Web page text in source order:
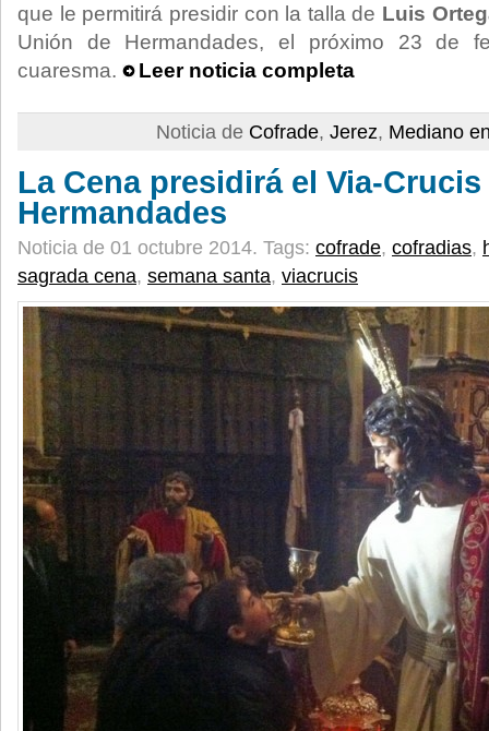
que le permitirá presidir con la talla de Luis
Unión de Hermandades, el próximo 23 de
cuaresma.
Leer noticia completa
Noticia de Cofrade, Jerez, Mediano
La Cena presidirá el Via-
Hermandades
Noticia de 01 octubre 2014. Tags: cofrade, cofradias,
sagrada cena, semana santa, viacrucis